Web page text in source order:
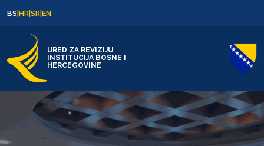
BS|HR|SR|EN
URED ZA REVIZIJU
INSTITUCIJA BOSNE I
HERCEGOVINE